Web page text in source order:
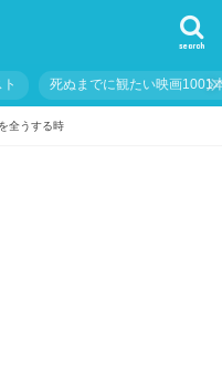
search
死ぬまでに観たい映画1001
全うする時